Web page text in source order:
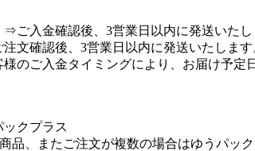
入金確認後、3営業日以内に発送いたし
確認後、3営業日以内に発送いたします
のご入金タイミングにより、お届け予定
ックプラス
品、またご注文が複数の場合はゆうパッ